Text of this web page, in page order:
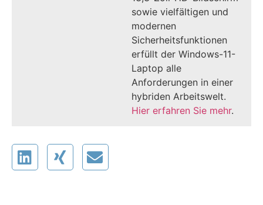
sowie vielfältigen und
modernen
Sicherheitsfunktionen
erfüllt der Windows-11-
Laptop alle
Anforderungen in einer
hybriden Arbeitswelt.
Hier erfahren Sie mehr.